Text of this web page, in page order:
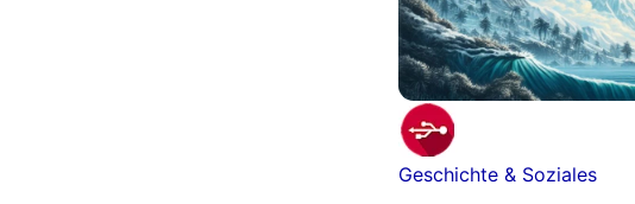
Geschichte & Soziales